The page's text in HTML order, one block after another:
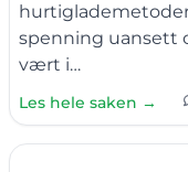
spenning uansett
vært i…
Les hele saken →